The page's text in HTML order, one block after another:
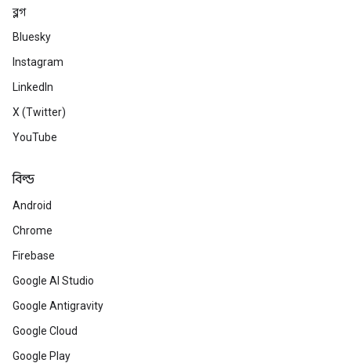
ব্লগ
Bluesky
Instagram
LinkedIn
X (Twitter)
YouTube
বিল্ড
Android
Chrome
Firebase
Google AI Studio
Google Antigravity
Google Cloud
Google Play